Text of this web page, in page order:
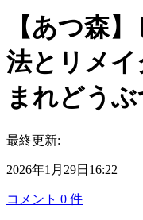
【あつ森
法とリメ
まれどうぶ
最終更新:
2026年1月29日16:22
コメント 0 件